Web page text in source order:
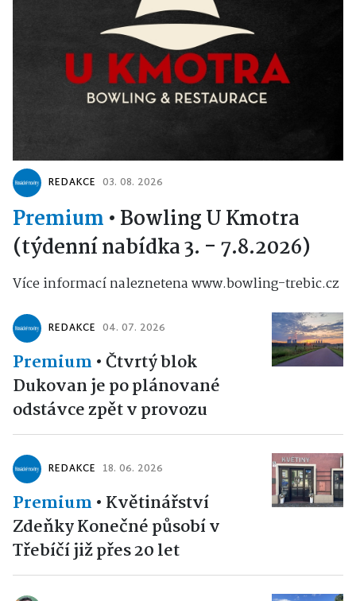
REDAKCE 03. 08. 2026
Premium • Bowling U Kmotra
(týdenní nabídka 3. - 7.8.2026)
Více informací naleznetena www.bowling-trebic.cz
REDAKCE 04. 07. 2026
Premium •Čtvrtý blok
Dukovan je po plánované
odstávce zpět v provozu
REDAKCE 18. 06. 2026
Premium • Květinářství
Zdeňky Konečné působí v
Třebíčí již přes 20 let